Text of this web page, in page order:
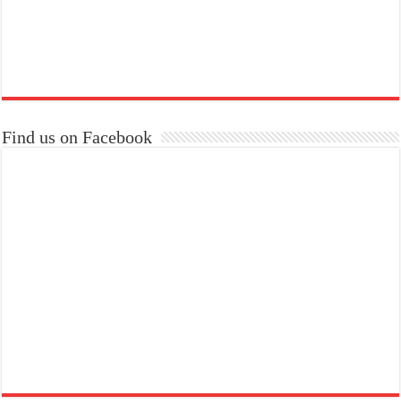
Find us on Facebook